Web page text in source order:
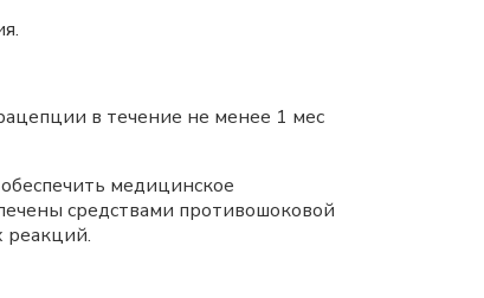
в течение не менее 1 мес
медицинское
средствами противошоковой
реакций.